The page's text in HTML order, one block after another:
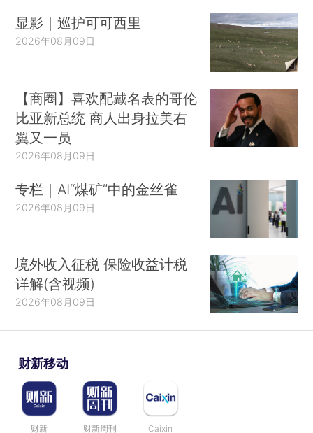
显影｜巡护可可西里
2026年08月09日
【商圈】喜欢配戴名表的哥伦
比亚新总统 商人出身拉美右
翼又一员
2026年08月09日
专栏｜AI“煤矿”中的金丝雀
2026年08月09日
境外收入征税 保险收益计税
详解(含视频)
2026年08月09日
财新移动
财新 财新周刊 Caixin